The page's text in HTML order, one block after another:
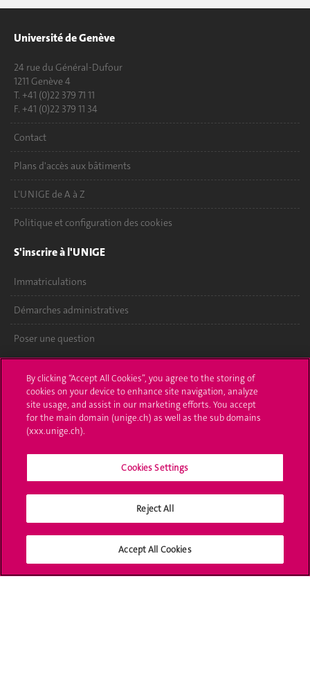
Université de Genève
24 rue du Général-Dufour
1211 Genève 4
T. +41 (0)22 379 71 11
F. +41 (0)22 379 11 34
Contact
Plans d'accès aux bâtiments
L'UNIGE de A à Z
Politique et configuration des cookies
S'inscrire à l'UNIGE
Immatriculations
Démarches administratives
Poser une question
UNIGE Mobile
Médias
Offres d'emploi
Bibliothèque
Médias sociaux UNIGE
By clicking “Accept All Cookies”, you agree to the storing of
cookies on your device to enhance site navigation, analyze
site usage, and assist in our marketing efforts. You accept
for the main domain (unige.ch) as well as the sub domains
(xxx.unige.ch).
Cookies Settings
Reject All
Accept All Cookies